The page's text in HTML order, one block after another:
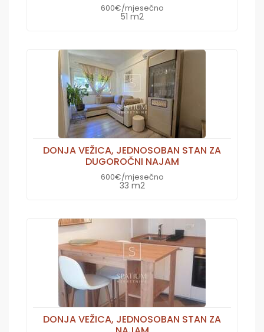
600€/mjesečno
51 m2
DONJA VEŽICA, JEDNOSOBAN STAN ZA
DUGOROČNI NAJAM
600€/mjesečno
33 m2
DONJA VEŽICA, JEDNOSOBAN STAN ZA